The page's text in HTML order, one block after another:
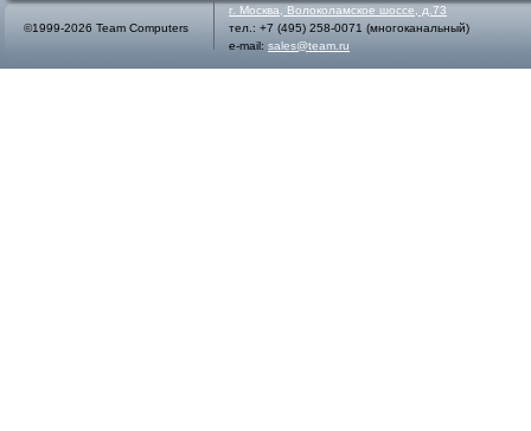
©1999-2026 Team Computers
г. Москва
Волоколамское шоссе, д.73
тел.: +7 (495) 258-0071 (многоканальный)
e-mail: sales@team.ru